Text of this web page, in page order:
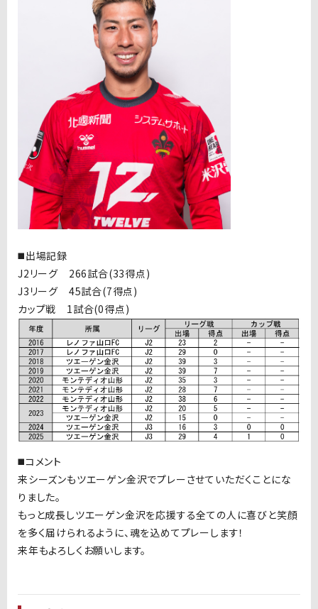
◼️出場記録
J2リーグ 266試合(33得点)
J3リーグ 45試合(7得点)
カップ戦 1試合(0得点)
◼️コメント
来シーズンもツエーゲン金沢でプレーさせていただくことにな
りました。
もっと成長しツエーゲン金沢を応援する全ての人に喜びと笑顔
を多く届けられるように、魂を込めてプレーします！
来年もよろしくお願いします。